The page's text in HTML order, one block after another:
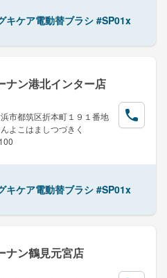
キケア電動替ブラシ #SP01x
ナン港北インター店
市都筑区折本町１９１番地
よこはましつづきく
キケア電動替ブラシ #SP01x
ナン鶴見元宮店